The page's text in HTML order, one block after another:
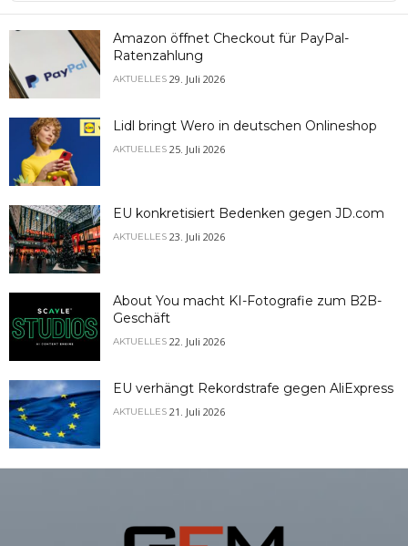
Information
Amazon öffnet Checkout für PayPal-
Ratenzahlung
AKTUELLES 29. Juli 2026
Lidl bringt Wero in deutschen Onlineshop
AKTUELLES 25. Juli 2026
EU konkretisiert Bedenken gegen JD.com
AKTUELLES 23. Juli 2026
About You macht KI-Fotografie zum B2B-
Geschäft
AKTUELLES 22. Juli 2026
EU verhängt Rekordstrafe gegen AliExpress
AKTUELLES 21. Juli 2026